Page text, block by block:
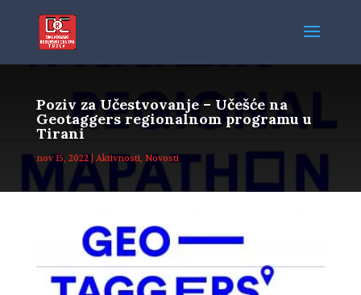
Poziv za Učestvovanje – Učešće na
Geotaggers regionalnom programu u
Tirani
nov 15, 2022| Aktivnosti, Novosti